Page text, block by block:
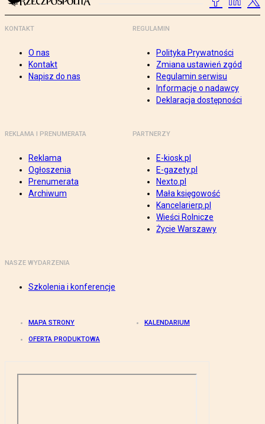
KONTAKT
O nas
Kontakt
Napisz do nas
REGULAMIN
Polityka Prywatności
Zmiana ustawień zgód
Regulamin serwisu
Informacje o nadawcy
Deklaracja dostępności
REKLAMA I PRENUMERATA
Reklama
Ogłoszenia
Prenumerata
Archiwum
PARTNERZY
E-kiosk.pl
E-gazety.pl
Nexto.pl
Mała księgowość
Kancelarierp.pl
Wieści Rolnicze
Życie Warszawy
NASZE WYDARZENIA
Szkolenia i konferencje
MAPA STRONY KALENDARIUM
OFERTA PRODUKTOWA